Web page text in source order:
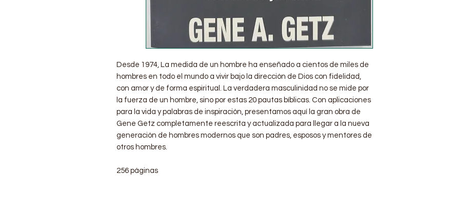
Desde 1974, La medida de un hombre ha enseñado a cientos de miles de
hombres en todo el mundo a vivir bajo la dirección de Dios con fidelidad,
con amor y de forma espiritual. La verdadera masculinidad no se mide por
la fuerza de un hombre, sino por estas 20 pautas bíblicas. Con aplicaciones
para la vida y palabras de inspiración, presentamos aquí la gran obra de
Gene Getz completamente reescrita y actualizada para llegar a la nueva
generación de hombres modernos que son padres, esposos y mentores de
otros hombres.
256 páginas